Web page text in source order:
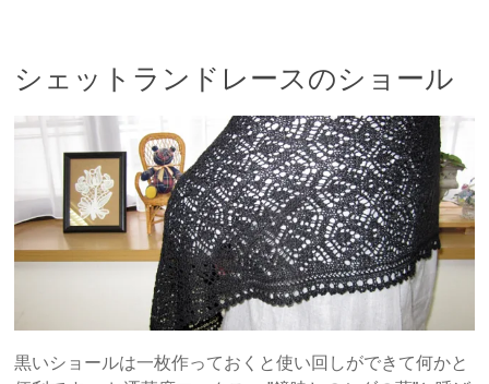
シェットランドレースのショール
黒いショールは一枚作っておくと使い回しができて何かと